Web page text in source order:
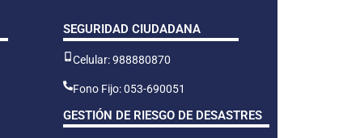
SEGURIDAD CIUDADANA
Celular: 988880870
Fono Fijo: 053-690051
GESTIÓN DE RIESGO DE DESASTRES